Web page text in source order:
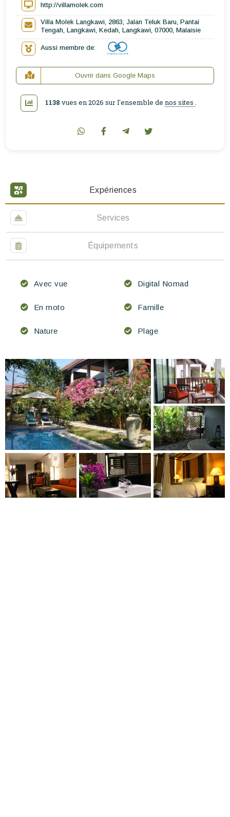
Expériences
Services
Équipements
Avec vue Digital Nomad
En moto Famille
Nature Plage
http://villamolek.com
Villa Molek Langkawi, 2863, Jalan Teluk Baru, Pantai
Tengah, Langkawi, Kedah, Langkawi, 07000, Malaisie
Aussi membre de:
Ouvrir dans Google Maps
1138 vues en 2026 sur l'ensemble de nos sites